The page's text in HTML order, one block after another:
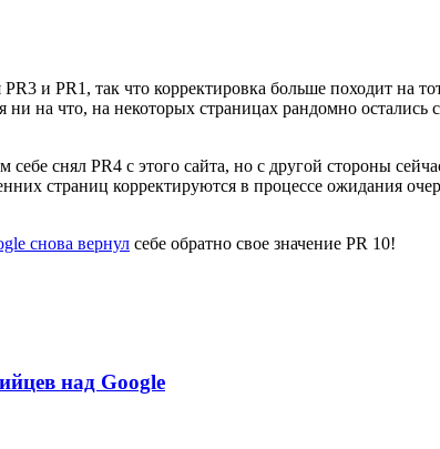
и PR1, так что корректировка больше походит на
ни на что, на некоторых страницах рандомно
себе снял PR4 с этого сайта, но с другой стороны
страниц корректируются в процессе ожидания
снова вернул себе обратно свое значение PR 10!
над Google